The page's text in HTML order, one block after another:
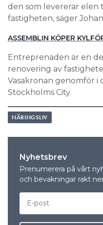
den som levererar elen
fastigheten, säger Johan
ASSEMBLIN KÖPER
Entreprenaden är en
renovering av
Vasakronan genomför i
Stockholms City.
NÄRINGSLIV
Nyhetsbrev
Prenumerera på vårt
och bevakningar rakt